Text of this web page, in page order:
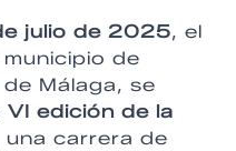
julio de 2025, el
de
Málaga, se
VI edición de la
una carrera de